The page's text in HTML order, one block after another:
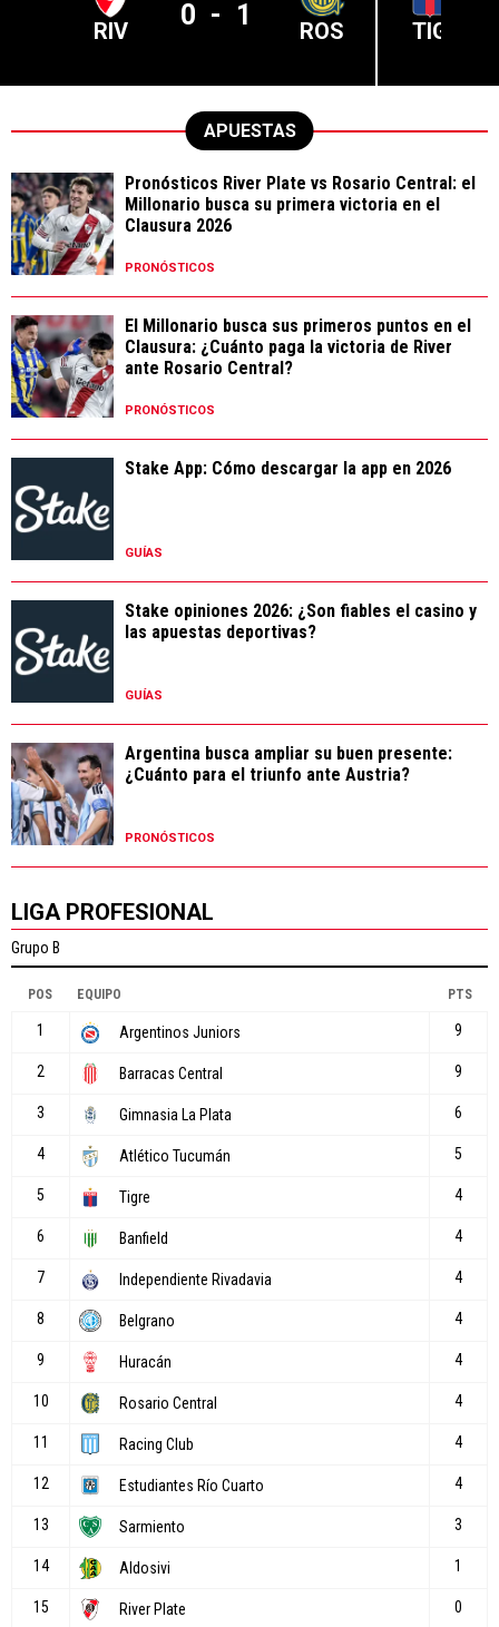
RIV 0 - 1 ROS TIG
APUESTAS
Pronósticos River Plate vs Rosario Central: el
Millonario busca su primera victoria en el
Clausura 2026
PRONÓSTICOS
El Millonario busca sus primeros puntos en el
Clausura: ¿Cuánto paga la victoria de River
ante Rosario Central?
PRONÓSTICOS
Stake App: Cómo descargar la app en 2026
GUÍAS
Stake opiniones 2026: ¿Son fiables el casino y
las apuestas deportivas?
GUÍAS
Argentina busca ampliar su buen presente:
¿Cuánto para el triunfo ante Austria?
PRONÓSTICOS
LIGA PROFESIONAL